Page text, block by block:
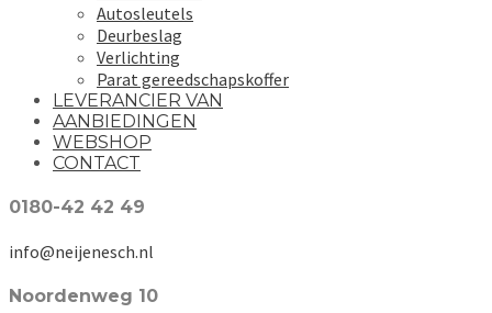
Autosleutels
Deurbeslag
Verlichting
Parat gereedschapskoffer
LEVERANCIER VAN
AANBIEDINGEN
WEBSHOP
CONTACT
0180-42 42 49
info@neijenesch.nl
Noordenweg 10